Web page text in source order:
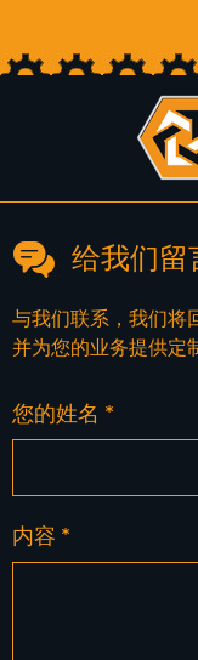
给我们留
与我们联系，我们将
并为您的业务提供定
您的姓名 *
内容 *